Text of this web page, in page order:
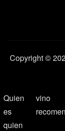
Copyright ©
Quien
es
quien
vino